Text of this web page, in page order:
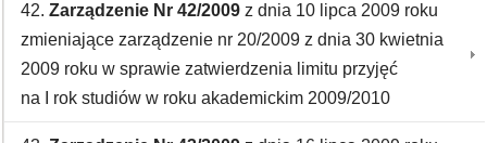
42. Zarządzenie Nr 42/2009 z dnia 10 lipca 2009 roku
zmieniające zarządzenie nr 20/2009 z dnia 30 kwietnia
2009 roku w sprawie zatwierdzenia limitu przyjęć
na I rok studiów w roku akademickim 2009/2010